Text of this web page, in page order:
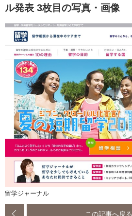
ル発表 3枚目の写真・画像
留学ジャーナル
この記事へ戻る